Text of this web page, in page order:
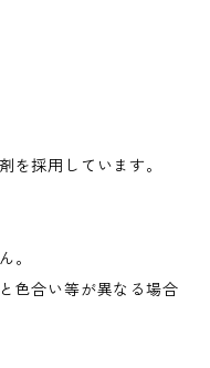
を採用しています。
。
色合い等が異なる場合